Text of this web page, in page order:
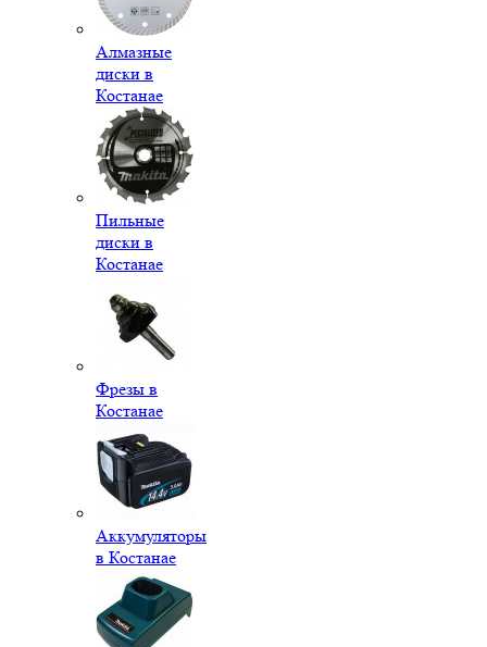
Алмазные
диски в
Костанае
Пильные
диски в
Костанае
Фрезы в
Костанае
Аккумуляторы
в Костанае